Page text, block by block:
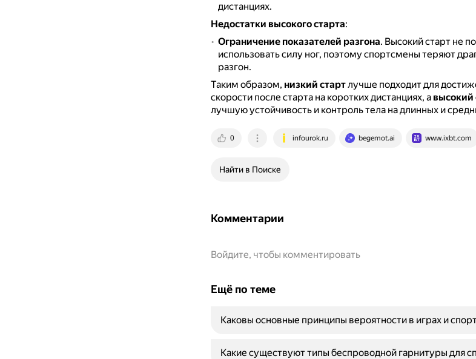
дистанциях.
Недостатки высокого старта:
Ограничение показателей разгона. Высокий старт не
использовать силу ног, поэтому спортсмены теряют
разгон.
Таким образом, низкий стартлучше подходит для
скорости после старта на коротких дистанциях, а высокий
лучшую устойчивость и контроль тела на длинных и
0 infourok.ru begemot.ai www.ixbt.com
Найти в Поиске
Комментарии
Войдите, чтобы комментировать
Ещё по теме
Каковы основные принципы вероятности в играх и
Какие существуют типы беспроводной гарнитуры для